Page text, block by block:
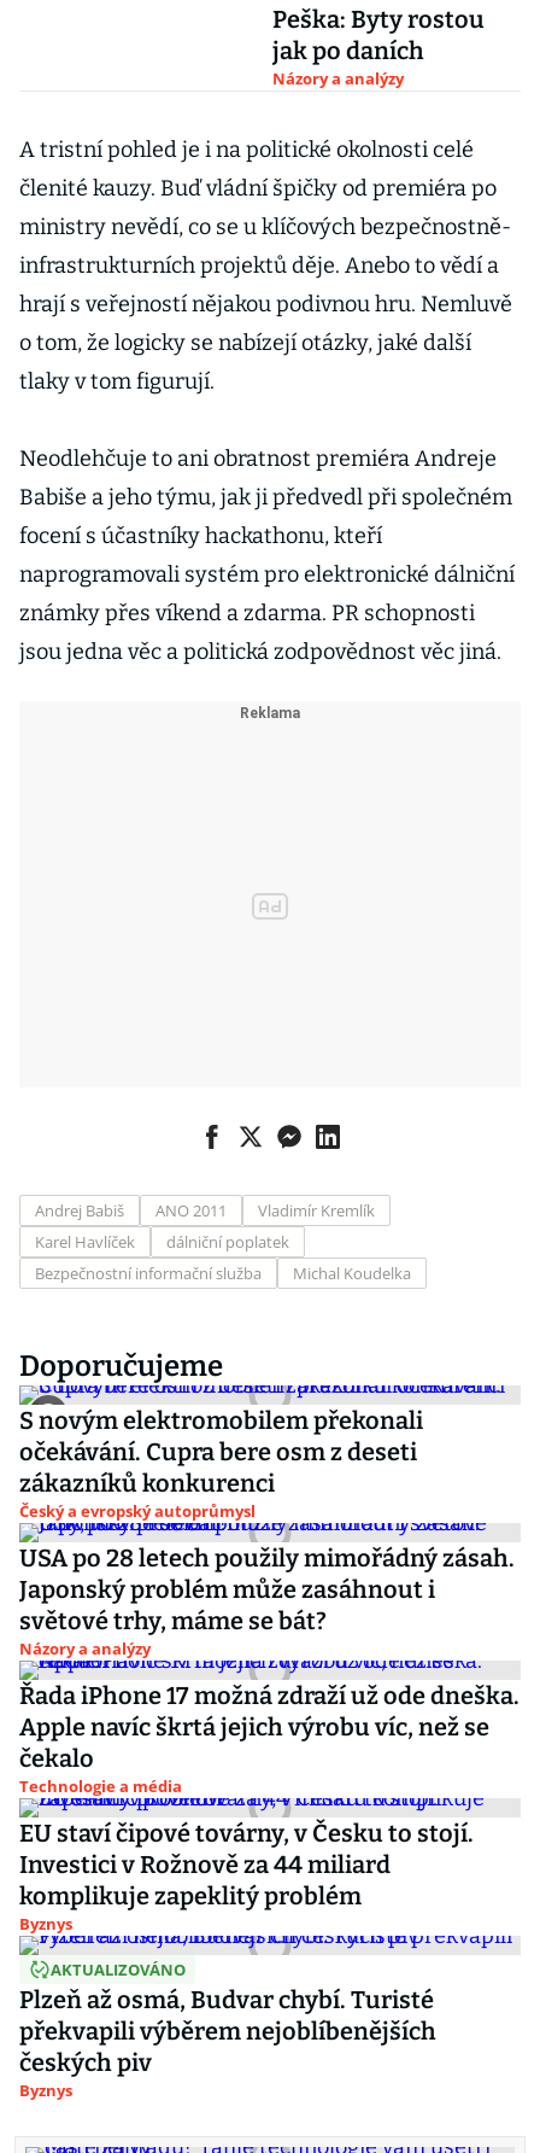
Peška: Byty rostou
jak po daních
Názory a analýzy
A tristní pohled je i na politické okolnosti celé
členité kauzy. Buď vládní špičky od premiéra po
ministry nevědí, co se u klíčových bezpečnostně-
infrastrukturních projektů děje. Anebo to vědí a
hrají s veřejností nějakou podivnou hru. Nemluvě
o tom, že logicky se nabízejí otázky, jaké další
tlaky v tom figurují.
Neodlehčuje to ani obratnost premiéra Andreje
Babiše a jeho týmu, jak ji předvedl při společném
focení s účastníky hackathonu, kteří
naprogramovali systém pro elektronické dálniční
známky přes víkend a zdarma. PR schopnosti
jsou jedna věc a politická zodpovědnost věc jiná.
Andrej Babiš ANO 2011
Vladimír Kremlík
Karel Havlíček
dálniční poplatek
Bezpečnostní informační služba
Michal Koudelka
Doporučujeme
S novým elektromobilem překonali
očekávání. Cupra bere osm z deseti
zákazníků konkurenci
Český a evropský autoprůmysl
USA po 28 letech použily mimořádný zásah.
Japonský problém může zasáhnout i
světové trhy, máme se bát?
Názory a analýzy
Řada iPhone 17 možná zdraží už ode dneška.
Apple navíc škrtá jejich výrobu víc, než se
čekalo
Technologie a média
EU staví čipové továrny, v Česku to stojí.
Investici v Rožnově za 44 miliard
komplikuje zapeklitý problém
Byznys
AKTUALIZOVÁNO
Plzeň až osmá, Budvar chybí. Turisté
překvapili výběrem nejoblíbenějších
českých piv
Byznys